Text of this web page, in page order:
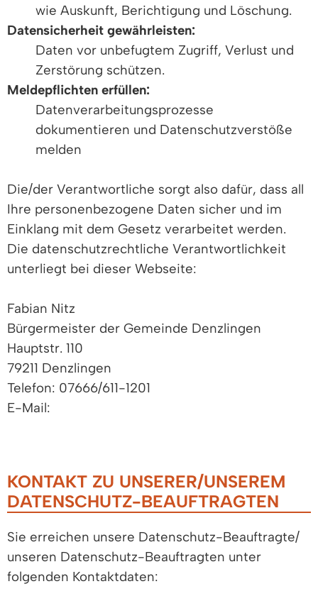
wie Auskunft, Berichtigung und Löschung.
Datensicherheit gewährleisten:
Daten vor unbefugtem Zugriff, Verlust und
Zerstörung schützen.
Meldepflichten erfüllen:
Datenverarbeitungsprozesse
dokumentieren und Datenschutzverstöße
melden
Die/der Verantwortliche sorgt also dafür, dass all
Ihre personenbezogene Daten sicher und im
Einklang mit dem Gesetz verarbeitet werden.
Die datenschutzrechtliche Verantwortlichkeit
unterliegt bei dieser Webseite:
Fabian Nitz
Bürgermeister der Gemeinde Denzlingen
Hauptstr. 110
79211 Denzlingen
Telefon: 07666/611-1201
E-Mail:
KONTAKT ZU UNSERER/UNSEREM
DATENSCHUTZ-BEAUFTRAGTEN
Sie erreichen unsere Datenschutz-Beauftragte/
unseren Datenschutz-Beauftragten unter
folgenden Kontaktdaten: